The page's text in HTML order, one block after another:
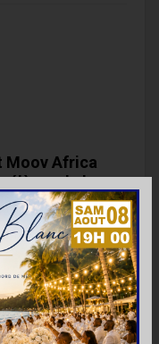
Moov Africa
élèves de la
la capitale togolaise
la chanson française